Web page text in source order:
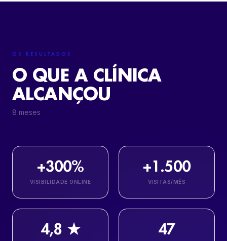
OS RESULTADOS
O QUE A CLÍNICA
ALCANÇOU
8 meses
+300%
VISIBILIDADE ONLINE
+1.500
VISITAS/MÊS
4,8 ★ 47